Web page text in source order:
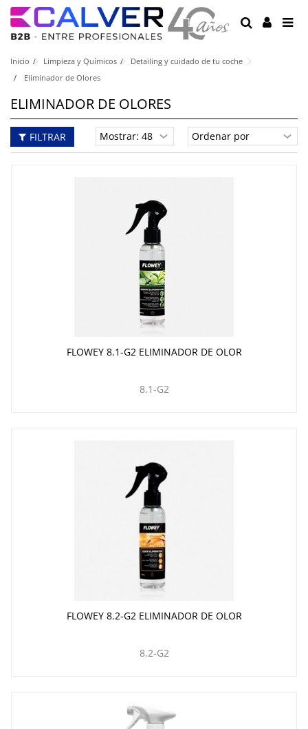
Inicio Limpieza y Químicos
Detailing y cuidado de tu coche
Eliminador de Olores
ELIMINADOR DE OLORES
FILTRAR
FLOWEY 8.1-G2 ELIMINADOR DE OLOR
8.1-G2
FLOWEY 8.2-G2 ELIMINADOR DE OLOR
8.2-G2